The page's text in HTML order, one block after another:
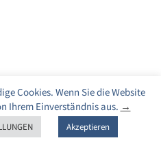
Cookies. Wenn Sie die Website
Ihrem Einverständnis aus. →
Akzeptieren